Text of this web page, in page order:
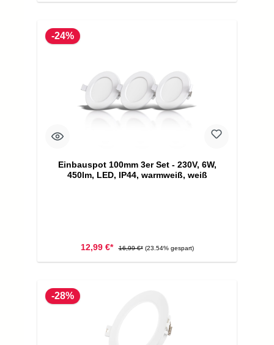
-24%
Einbauspot 100mm 3er Set - 230V, 6W,
450lm, LED, IP44, warmweiß, weiß
12,99 €* 16,99 €* (23.54% gespart)
-28%